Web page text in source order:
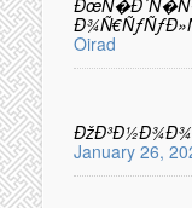
Oirad
January 26,